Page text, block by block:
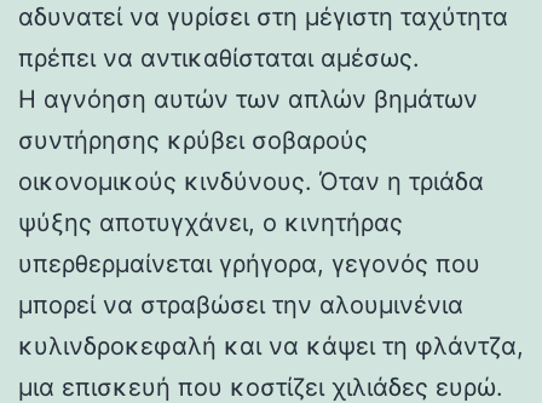
αδυνατεί να γυρίσει στη μέγιστη ταχύτητα
πρέπει να αντικαθίσταται αμέσως.
Η αγνόηση αυτών των απλών βημάτων
συντήρησης κρύβει σοβαρούς
οικονομικούς κινδύνους. Όταν η τριάδα
ψύξης αποτυγχάνει, ο κινητήρας
υπερθερμαίνεται γρήγορα, γεγονός που
μπορεί να στραβώσει την αλουμινένια
κυλινδροκεφαλή και να κάψει τη φλάντζα,
μια επισκευή που κοστίζει χιλιάδες ευρώ.